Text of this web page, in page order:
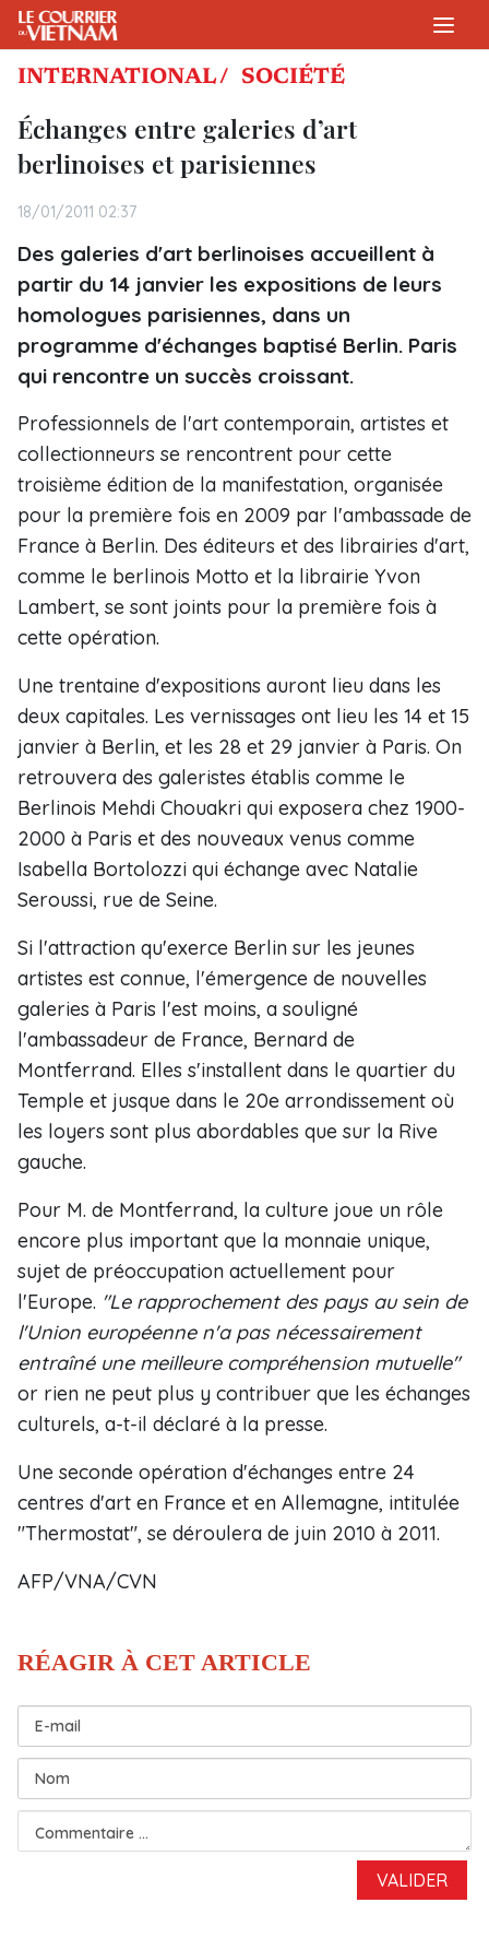
INTERNATIONAL / SOCIÉTÉ
Échanges entre galeries d’art
berlinoises et parisiennes
18/01/2011 02:37
Des galeries d'art berlinoises accueillent à
partir du 14 janvier les expositions de leurs
homologues parisiennes, dans un
programme d'échanges baptisé Berlin. Paris
qui rencontre un succès croissant.
Professionnels de l'art contemporain, artistes et
collectionneurs se rencontrent pour cette
troisième édition de la manifestation, organisée
pour la première fois en 2009 par l'ambassade de
France à Berlin. Des éditeurs et des librairies d'art,
comme le berlinois Motto et la librairie Yvon
Lambert, se sont joints pour la première fois à
cette opération.
Une trentaine d'expositions auront lieu dans les
deux capitales. Les vernissages ont lieu les 14 et 15
janvier à Berlin, et les 28 et 29 janvier à Paris. On
retrouvera des galeristes établis comme le
Berlinois Mehdi Chouakri qui exposera chez 1900-
2000 à Paris et des nouveaux venus comme
Isabella Bortolozzi qui échange avec Natalie
Seroussi, rue de Seine.
Si l'attraction qu'exerce Berlin sur les jeunes
artistes est connue, l'émergence de nouvelles
galeries à Paris l'est moins, a souligné
l'ambassadeur de France, Bernard de
Montferrand. Elles s'installent dans le quartier du
Temple et jusque dans le 20e arrondissement où
les loyers sont plus abordables que sur la Rive
gauche.
Pour M. de Montferrand, la culture joue un rôle
encore plus important que la monnaie unique,
sujet de préoccupation actuellement pour
l'Europe. "Le rapprochement des pays au sein de
l'Union européenne n'a pas nécessairement
entraîné une meilleure compréhension mutuelle"
or rien ne peut plus y contribuer que les échanges
culturels, a-t-il déclaré à la presse.
Une seconde opération d'échanges entre 24
centres d'art en France et en Allemagne, intitulée
"Thermostat", se déroulera de juin 2010 à 2011.
AFP/VNA/CVN